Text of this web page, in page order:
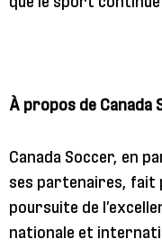
À propos de Canada
Canada Soccer, en
ses partenaires, fait
poursuite de
nationale et